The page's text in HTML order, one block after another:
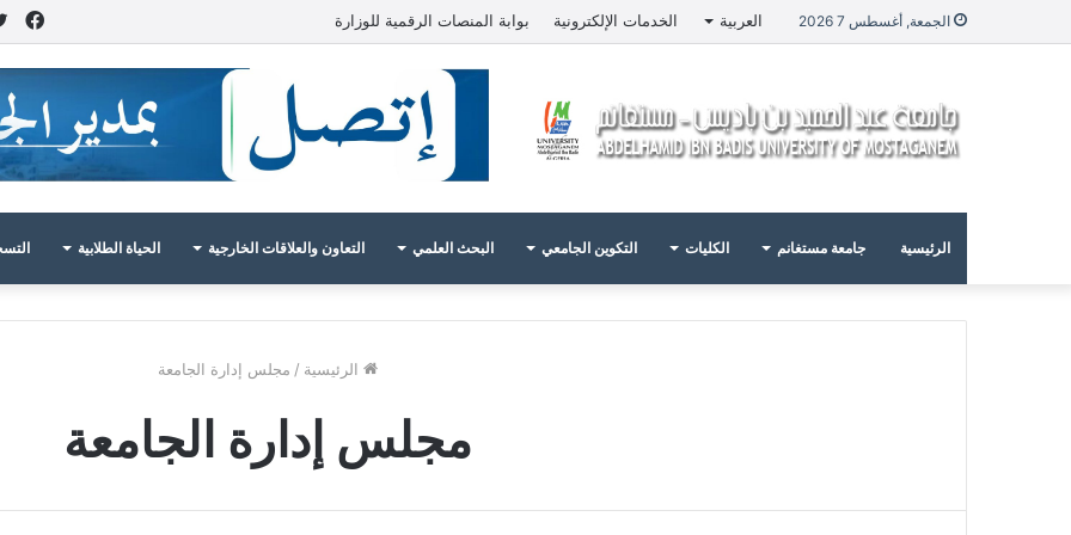
الجمعة, أغسطس 7 2026 العربية الخدمات الإلكترونية بوابة المنصات الرقمية للوزارة
الرئيسية جامعة مستغانم الكليات التكوين الجامعي البحث العلمي التعاون والعلاقات الخارجية الحياة الطلابية
الرئيسية / مجلس إدارة الجامعة
مجلس إدارة الجامعة